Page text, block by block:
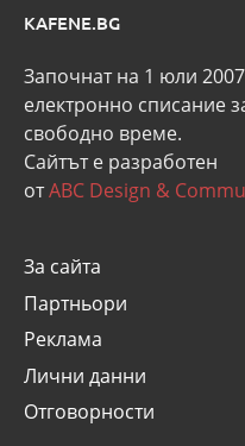
KAFENE.BG
Започнат на 1 юли
eлектронно списание
свободно време.
Сайтът е разработен
отABC Design &
За сайта
Партньори
Реклама
Лични данни
Отговорности